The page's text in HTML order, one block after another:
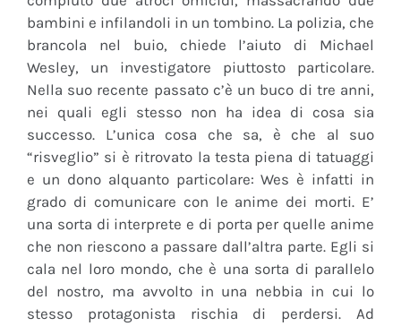
bambini e infilandoli in un tombino. La polizia, che
brancola nel buio, chiede l’aiuto di Michael
Wesley, un investigatore piuttosto particolare.
Nella suo recente passato c’è un buco di tre anni,
nei quali egli stesso non ha idea di cosa sia
successo. L’unica cosa che sa, è che al suo
“risveglio” si è ritrovato la testa piena di tatuaggi
e un dono alquanto particolare: Wes è infatti in
grado di comunicare con le anime dei morti. E’
una sorta di interprete e di porta per quelle anime
che non riescono a passare dall’altra parte. Egli si
cala nel loro mondo, che è una sorta di parallelo
del nostro, ma avvolto in una nebbia in cui lo
stesso protagonista rischia di perdersi. Ad